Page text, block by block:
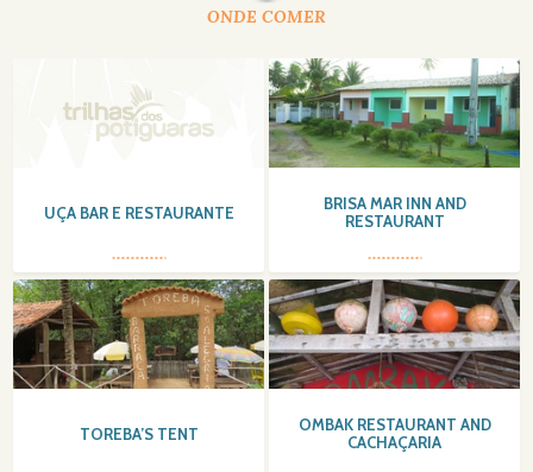
ONDE COMER
UÇA BAR E RESTAURANTE
BRISA MAR INN AND
RESTAURANT
TOREBA’S TENT
OMBAK RESTAURANT AND
CACHAÇARIA